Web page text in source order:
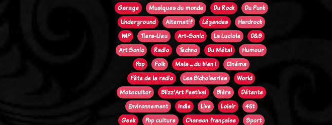
Garage
Musiques du monde Du Rock
Du Punk
Underground
Alternatif Légendes
Hardrock
WIP
Tiers-Lieu Art-Sonic La Luciole
D&B
Art Sonic
Radio Techno Du Métal
Humour
Pop
Folk Mais ... du bien !
Cinéma
Fête de la radio
Les Bichoiseries
World
Motocultor
Blizz'Art Festival Bière
Détente
Environnement
Indie Live Loisir
45t
Geek
Pop culture Chanson française
Sport